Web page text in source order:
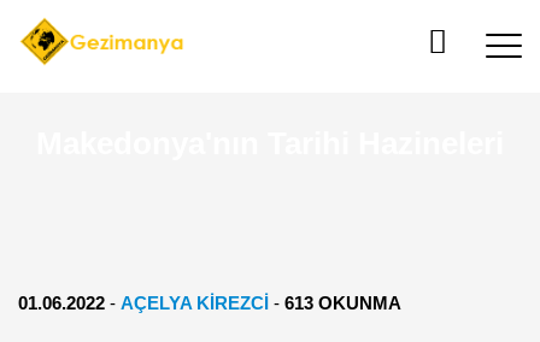
01.06.2022 - AÇELYA KIREZCI - 613 OKUNMA